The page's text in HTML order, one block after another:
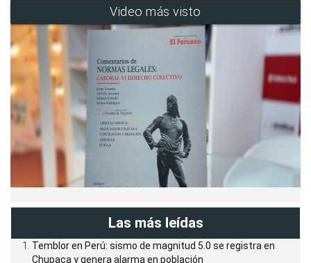
Video más visto
Las más leídas
Temblor en Perú: sismo de magnitud 5.0 se registra en
Chupaca y genera alarma en población